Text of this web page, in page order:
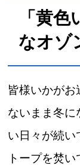
「黄
なオゾ
皆様いかが
ないまま冬に
い日々が続い
トープを焚い